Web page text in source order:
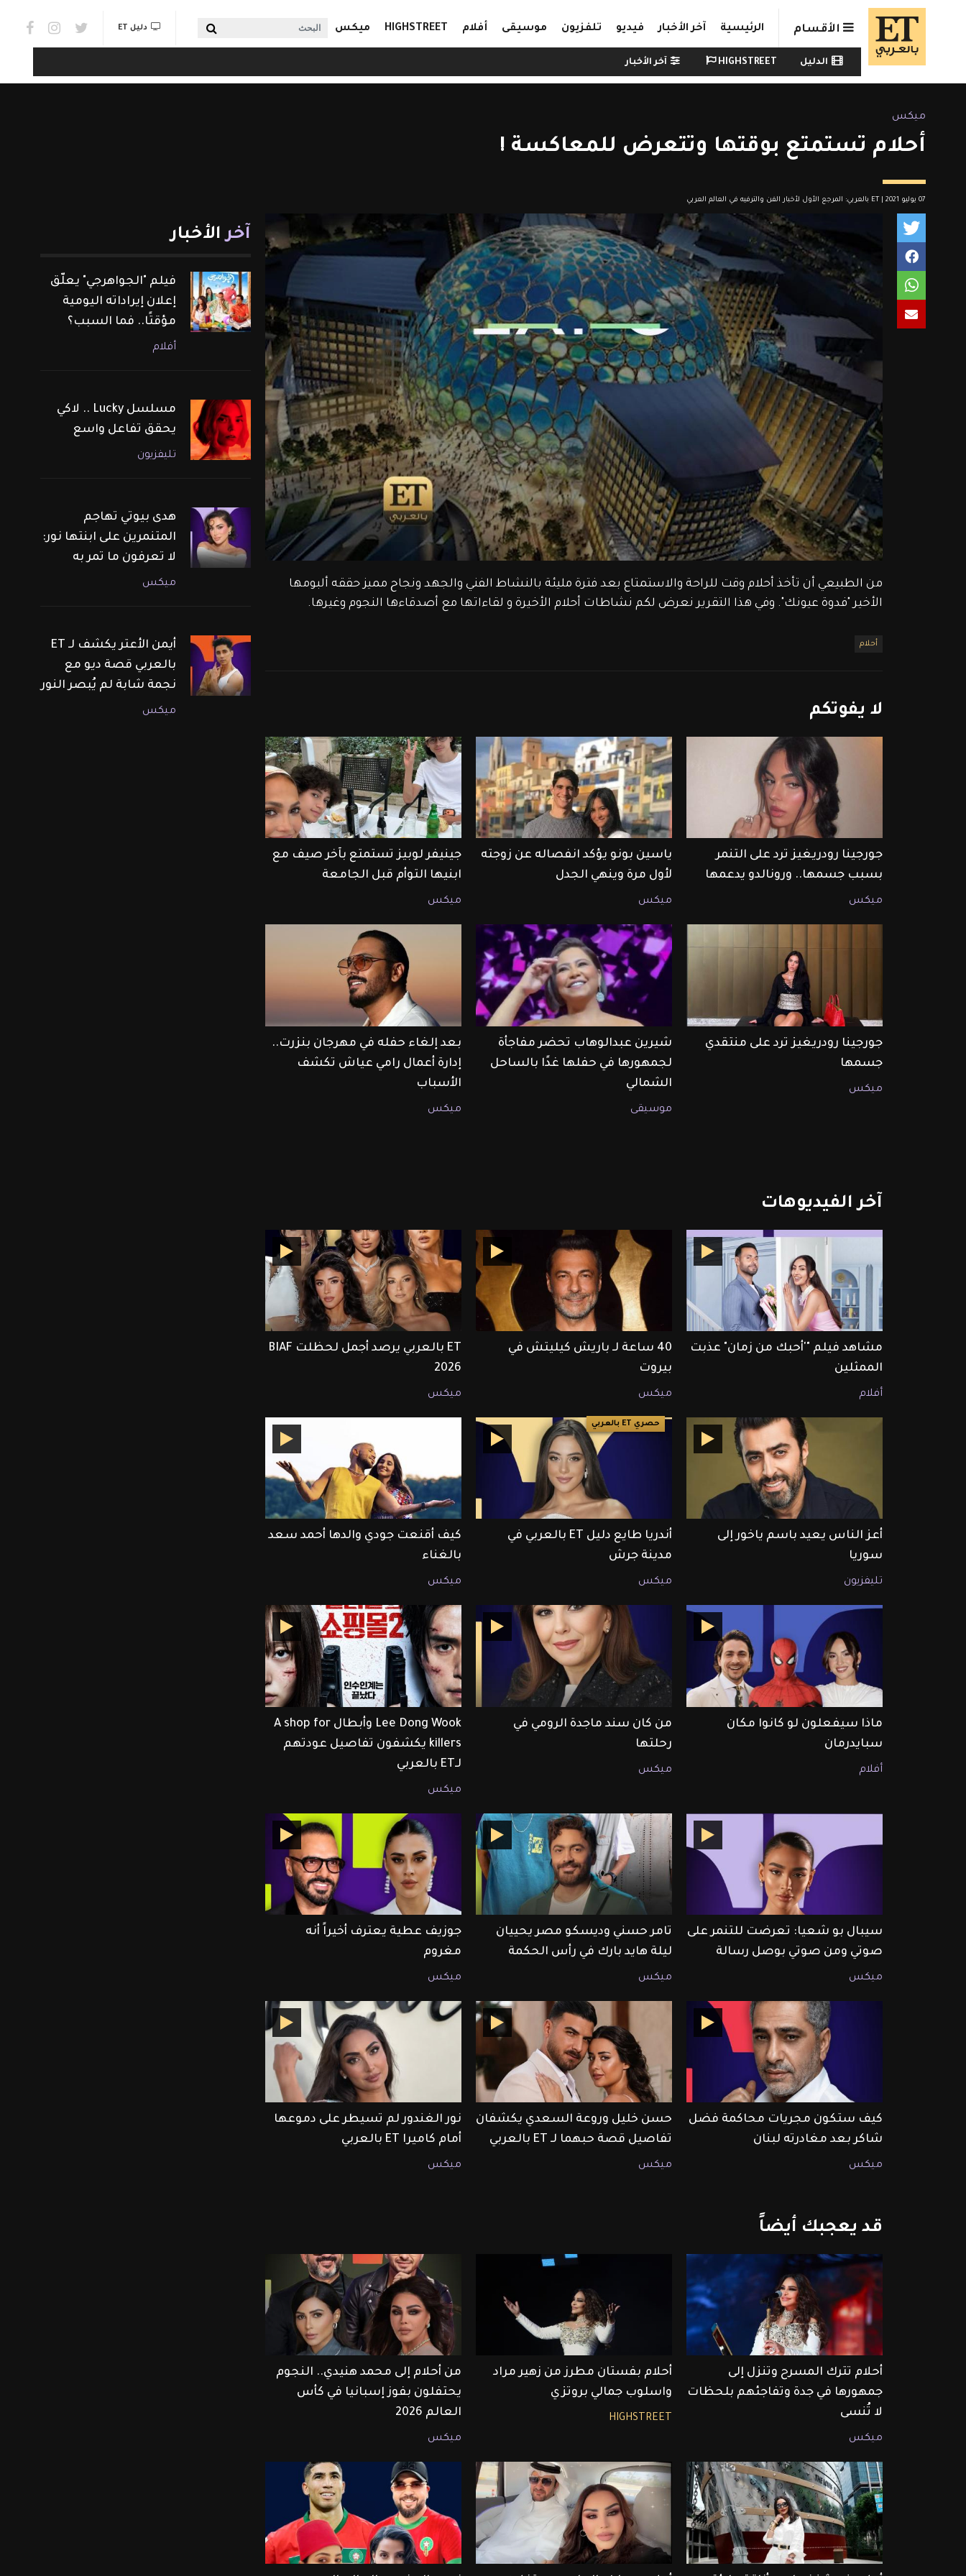
Skip to main content
الأقسام الرئيسية آخر الأخبار فيديو تلفزيون موسيقى أفلام HIGHSTREET ميكس البحث links & Watch
دليل ET
Watch menu
الدليل HIGHSTREET آخر الأخبار
ميكس
أحلام تستمتع بوقتها وتتعرض للمعاكسة !
07 يوليو 2021 | ET بالعربي: المرجع الأول لأخبار الفن والترفيه في العالم العربي
من الطبيعي أن تأخذ أحلام وقت للراحة والاستمتاع بعد فترة مليئة بالنشاط الفني والجهد ونجاح مميز حققه ألبومها
الأخير "فدوة عيونك". وفي هذا التقرير نعرض لكم نشاطات أحلام الأخيرة و لقاءاتها مع أصدقاءها النجوم وغيرها.
أحلام
لا يفوتكم
جورجينا رودريغيز ترد على التنمر
بسبب جسمها.. ورونالدو يدعمها
ميكس
ياسين بونو يؤكد انفصاله عن زوجته
لأول مرة وينهي الجدل
ميكس
جينيفر لوبيز تستمتع بآخر صيف مع
ابنيها التوأم قبل الجامعة
ميكس
جورجينا رودريغيز ترد على منتقدي
جسمها
ميكس
شيرين عبدالوهاب تحضر مفاجأة
لجمهورها في حفلها غدًا بالساحل
الشمالي
موسيقى
بعد إلغاء حفله في مهرجان بنزرت..
إدارة أعمال رامي عياش تكشف
الأسباب
ميكس
آخر الفيديوهات
مشاهد فيلم "'أحبك من زمان" عذبت
الممثلين
أفلام
40 ساعة لـ باريش كيليتش في
بيروت
ميكس
ET بالعربي يرصد أجمل لحظلت BIAF
2026
ميكس
أعز الناس يعيد باسم ياخور إلى
سوريا
تليفزيون
حصري ET بالعربي
أندريا طايع دليل ET بالعربي في
مدينة جرش
ميكس
كيف أقنعت جودي والدها أحمد سعد
بالغناء
ميكس
ماذا سيفعلون لو كانوا مكان
سبايدرمان
أفلام
من كان سند ماجدة الرومي في
رحلتها
ميكس
Lee Dong Wook وأبطال A shop for
killers يكشفون تفاصيل عودتهم
لـET بالعربي
ميكس
سيبال بو شعيا: تعرضت للتنمر على
صوتي ومن صوتي بوصل رسالة
ميكس
تامر حسني وديسكو مصر يحييان
ليلة هايد بارك في رأس الحكمة
ميكس
جوزيف عطية يعترف أخيراً أنه
مغروم
ميكس
كيف ستكون مجريات محاكمة فضل
شاكر بعد مغادرته لبنان
ميكس
حسن خليل وروعة السعدي يكشفان
تفاصيل قصة حبهما لـ ET بالعربي
ميكس
نور الغندور لم تسيطر على دموعها
أمام كاميرا ET بالعربي
ميكس
قد يعجبك أيضاً
أحلام تترك المسرح وتنزل إلى
جمهورها في جدة وتفاجئهم بلحظات
لا تُنسى
ميكس
أحلام بفستان مطرز من زهير مراد
واسلوب جمالي بروتزي
HIGHSTREET
من أحلام إلى محمد هنيدي.. النجوم
يحتفلون بفوز إسبانيا في كأس
العالم 2026
ميكس
آخر الأخبار
فيلم "الجواهرجي" يعلّق
إعلان إيراداته اليومية
مؤقتًا.. فما السبب؟
أفلام
مسلسل Lucky .. لاكي
يحقق تفاعل واسع
تليفزيون
هدى بيوتي تهاجم
المتنمرين على ابنتها نور:
لا تعرفون ما تمر به
ميكس
أيمن الأعتر يكشف لـ ET
بالعربي قصة ديو مع
نجمة شابة لم يُبصر النور
ميكس